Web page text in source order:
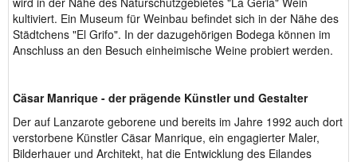
kultiviert. Ein Museum für Weinbau befindet sich in der Nähe des
Städtchens "El Grifo". In der dazugehörigen Bodega können im
Anschluss an den Besuch einheimische Weine probiert werden.
Cäsar Manrique - der prägende Künstler und Gestalter
Der auf Lanzarote geborene und bereits im Jahre 1992 auch dort
verstorbene Künstler Cäsar Manrique, ein engagierter Maler,
Bilderhauer und Architekt, hat die Entwicklung des Eilandes